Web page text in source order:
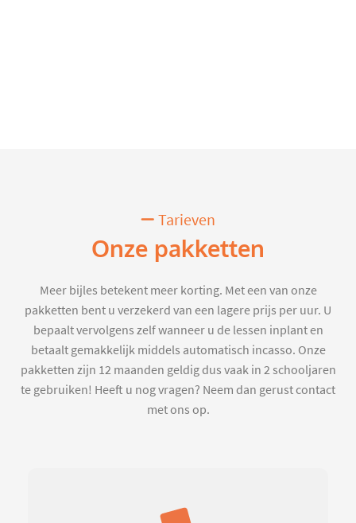
Tarieven
Onze pakketten
Meer bijles betekent meer korting. Met een van onze
pakketten bent u verzekerd van een lagere prijs per uur. U
bepaalt vervolgens zelf wanneer u de lessen inplant en
betaalt gemakkelijk middels automatisch incasso. Onze
pakketten zijn 12 maanden geldig dus vaak in 2 schooljaren
te gebruiken! Heeft u nog vragen? Neem dan gerust contact
met ons op.